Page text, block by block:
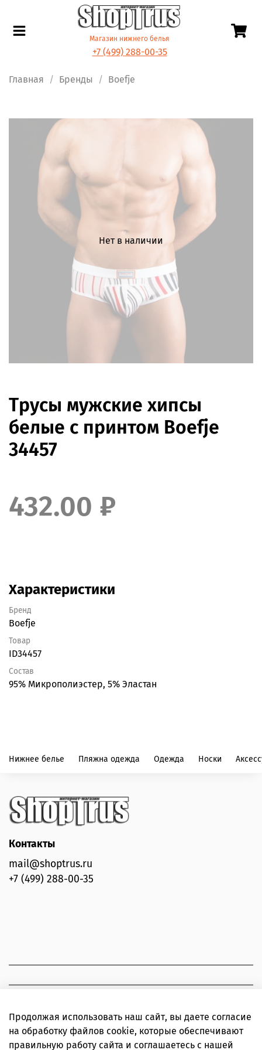
Магазин нижнего белья
+7 (499) 288-00-35
Главная Бренды Boefje
Нет в наличии
Трусы мужские хипсы
белые с принтом Boefje
34457
432.00 ₽
Характеристики
Бренд
Boefje
Товар
ID34457
Состав
95% Микрополиэстер, 5% Эластан
Нижнее белье Пляжна одежда Одежда Носки
Контакты
mail@shoptrus.ru
+7 (499) 288-00-35
Продолжая использовать наш сайт, вы даете согласие
на обработку файлов cookie, которые обеспечивают
правильную работу сайта и соглашаетесь с нашей